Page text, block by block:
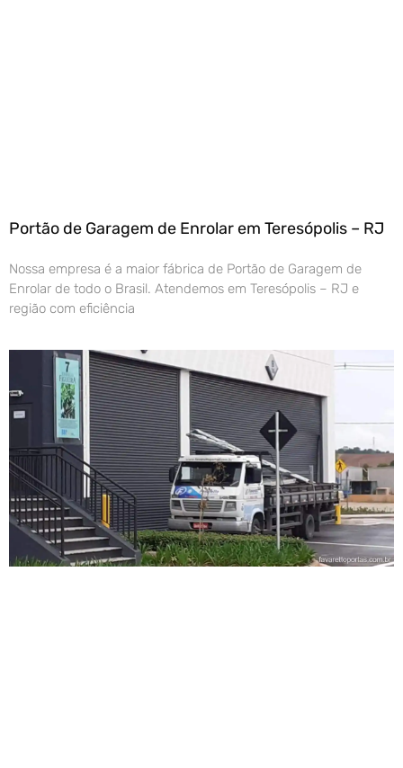
Portão de Garagem de Enrolar em Teresópolis – RJ
Nossa empresa é a maior fábrica de Portão de Garagem de
Enrolar de todo o Brasil. Atendemos em Teresópolis – RJ e
região com eficiência